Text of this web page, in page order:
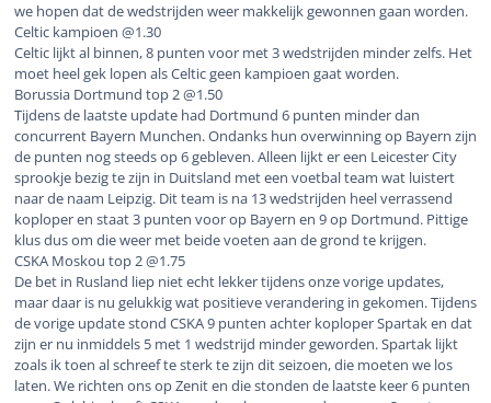
we hopen dat de wedstrijden weer makkelijk gewonnen gaan worden.
Celtic kampioen @1.30
Celtic lijkt al binnen, 8 punten voor met 3 wedstrijden minder zelfs. Het
moet heel gek lopen als Celtic geen kampioen gaat worden.
Borussia Dortmund top 2 @1.50
Tijdens de laatste update had Dortmund 6 punten minder dan
concurrent Bayern Munchen. Ondanks hun overwinning op Bayern zijn
de punten nog steeds op 6 gebleven. Alleen lijkt er een Leicester City
sprookje bezig te zijn in Duitsland met een voetbal team wat luistert
naar de naam Leipzig. Dit team is na 13 wedstrijden heel verrassend
koploper en staat 3 punten voor op Bayern en 9 op Dortmund. Pittige
klus dus om die weer met beide voeten aan de grond te krijgen.
CSKA Moskou top 2 @1.75
De bet in Rusland liep niet echt lekker tijdens onze vorige updates,
maar daar is nu gelukkig wat positieve verandering in gekomen. Tijdens
de vorige update stond CSKA 9 punten achter koploper Spartak en dat
zijn er nu inmiddels 5 met 1 wedstrijd minder geworden. Spartak lijkt
zoals ik toen al schreef te sterk te zijn dit seizoen, die moeten we los
laten. We richten ons op Zenit en die stonden de laatste keer 6 punten